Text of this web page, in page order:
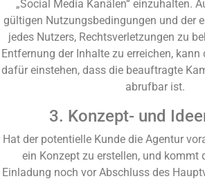
„Social Media Kanälen“ einzuhalten.
gültigen Nutzungsbedingungen und der
jedes Nutzers, Rechtsverletzungen zu
Entfernung der Inhalte zu erreichen,
dafür einstehen, dass die beauftragte
abrufbar ist.
3. Konzept- und
Hat der potentielle Kunde die Agentur
ein Konzept zu erstellen, und kommt
Einladung noch vor Abschluss des